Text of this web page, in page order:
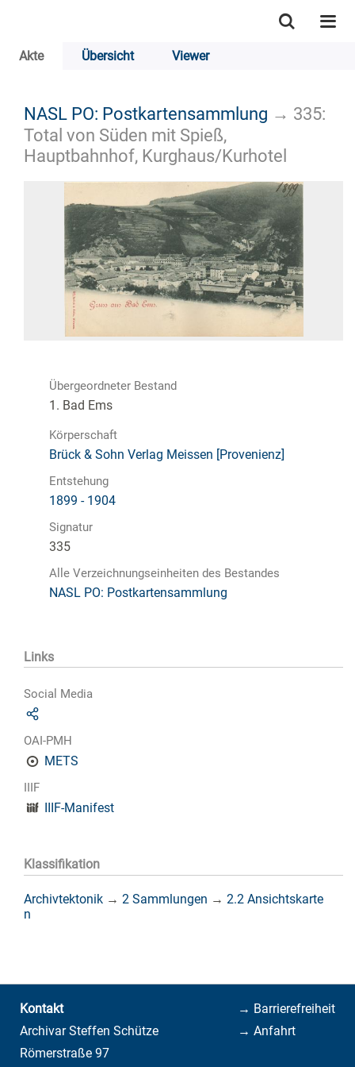
Akte Übersicht Viewer
NASL PO: Postkartensammlung → 335:
Total von Süden mit Spieß,
Hauptbahnhof, Kurghaus/Kurhotel
Übergeordneter Bestand
1. Bad Ems
Körperschaft
Brück & Sohn Verlag Meissen [Provenienz]
Entstehung
1899 - 1904
Signatur
335
Alle Verzeichnungseinheiten des Bestandes
NASL PO: Postkartensammlung
Links
Social Media
OAI-PMH
METS
IIIF
IIIF-Manifest
Klassifikation
Archivtektonik → 2 Sammlungen → 2.2 Ansichtskarte
n
→ Barrierefreiheit
→ Anfahrt
Kontakt
Archivar Steffen Schütze
Römerstraße 97